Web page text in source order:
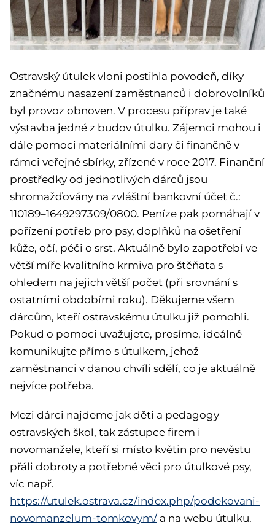
Ostravský útulek vloni postihla povodeň, díky
značnému nasazení zaměstnanců i dobrovolníků
byl provoz obnoven. V procesu příprav je také
výstavba jedné z budov útulku. Zájemci mohou i
dále pomoci materiálními dary či finančně v
rámci veřejné sbírky, zřízené v roce 2017. Finanční
prostředky od jednotlivých dárců jsou
shromažďovány na zvláštní bankovní účet č.:
110189–1649297309/0800. Peníze pak pomáhají v
pořízení potřeb pro psy, doplňků na ošetření
kůže, očí, péči o srst. Aktuálně bylo zapotřebí ve
větší míře kvalitního krmiva pro štěňata s
ohledem na jejich větší počet (při srovnání s
ostatními obdobími roku). Děkujeme všem
dárcům, kteří ostravskému útulku již pomohli.
Pokud o pomoci uvažujete, prosíme, ideálně
komunikujte přímo s útulkem, jehož
zaměstnanci v danou chvíli sdělí, co je aktuálně
nejvíce potřeba.
Mezi dárci najdeme jak děti a pedagogy
ostravských škol, tak zástupce firem i
novomanžele, kteří si místo květin pro nevěstu
přáli dobroty a potřebné věci pro útulkové psy,
víc např.
https://utulek.ostrava.cz/index.php/podekovani-
novomanzelum-tomkovym/ a na webu útulku.